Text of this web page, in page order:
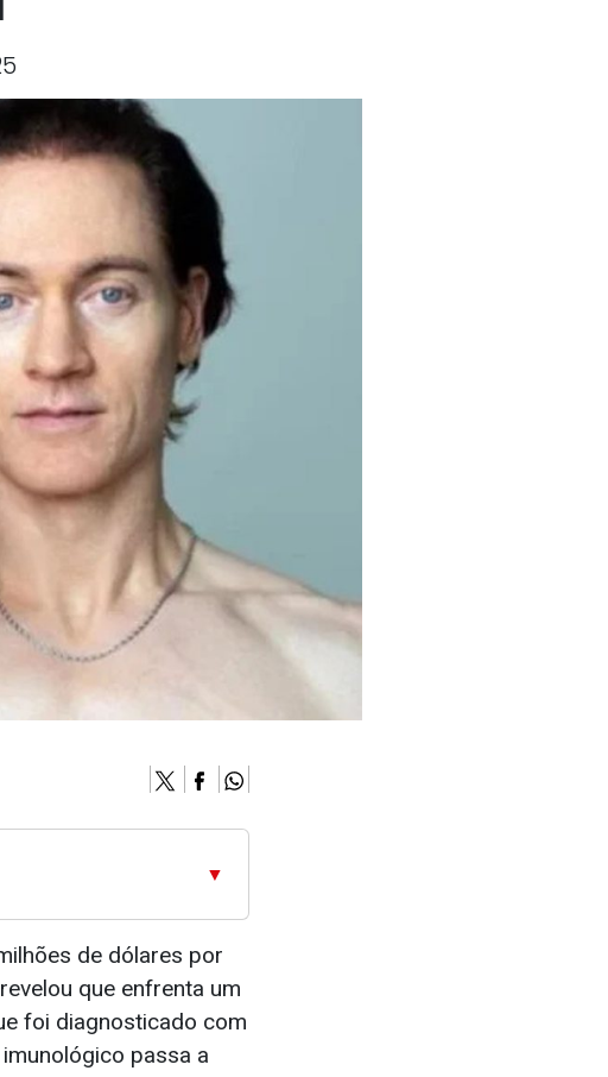
▼
de dólares por
que enfrenta um
foi diagnosticado com
passa a